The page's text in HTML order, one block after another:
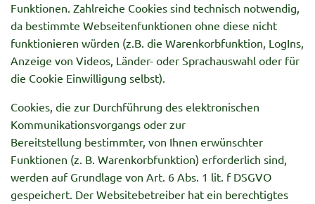
Funktionen. Zahlreiche Cookies sind technisch notwendig,
da bestimmte Webseitenfunktionen ohne diese nicht
funktionieren würden (z.B. die Warenkorbfunktion, LogIns,
Anzeige von Videos, Länder- oder Sprachauswahl oder für
die Cookie Einwilligung selbst).
Cookies, die zur Durchführung des elektronischen
Kommunikationsvorgangs oder zur
Bereitstellung bestimmter, von Ihnen erwünschter
Funktionen (z. B. Warenkorbfunktion) erforderlich sind,
werden auf Grundlage von Art. 6 Abs. 1 lit. f DSGVO
gespeichert. Der Websitebetreiber hat ein berechtigtes